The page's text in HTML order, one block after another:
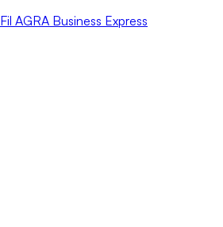
Fil AGRA Business Express